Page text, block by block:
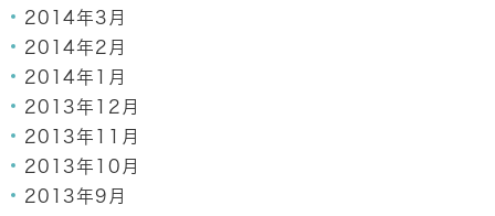
2014年3月
2014年2月
2014年1月
2013年12月
2013年11月
2013年10月
2013年9月